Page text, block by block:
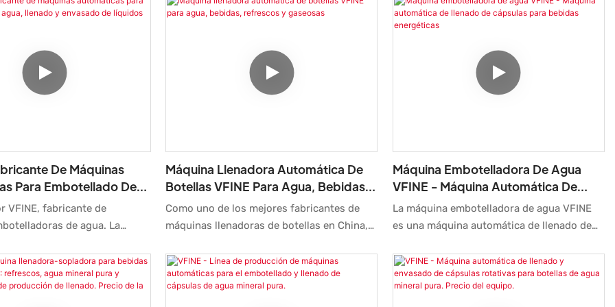
De Máquinas
Para Embotellado De
Y Envasado De
VFINE, fabricante de
de agua. La
de llenado y envasado de agua
diseñada y fabricada
en la industria. Ofrece
Máquina Llenadora Automática De
Botellas VFINE Para Agua, Bebidas,
Refrescos Y Gaseosas
Como uno de los mejores fabricantes de
máquinas llenadoras de botellas en China,
llena botellas PET con diversos líquidos,
como agua, bebidas, refrescos y gaseosas,
mediante un proceso automatizado. Utiliza
Máquina Embotelladora De Agua
VFINE - Máquina Automática De
Llenado De Cápsulas Para Bebidas
Energéticas
La máquina embotelladora de agua VFINE
es una máquina automática de llenado de
forma fácil y práctica de llenar sus botellas
de bebidas energéticas. Fabricada con
materiales duraderos, esta máquina es lo